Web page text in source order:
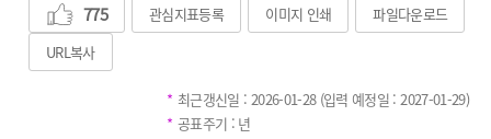
택
중요지표 추천
총
775건 관심지표등록 이미지 인쇄
파일다운로드
URL복사
최근갱신일 : 2026-01-28 (입력 예정일 : 2027-01-29)
공표주기 : 년